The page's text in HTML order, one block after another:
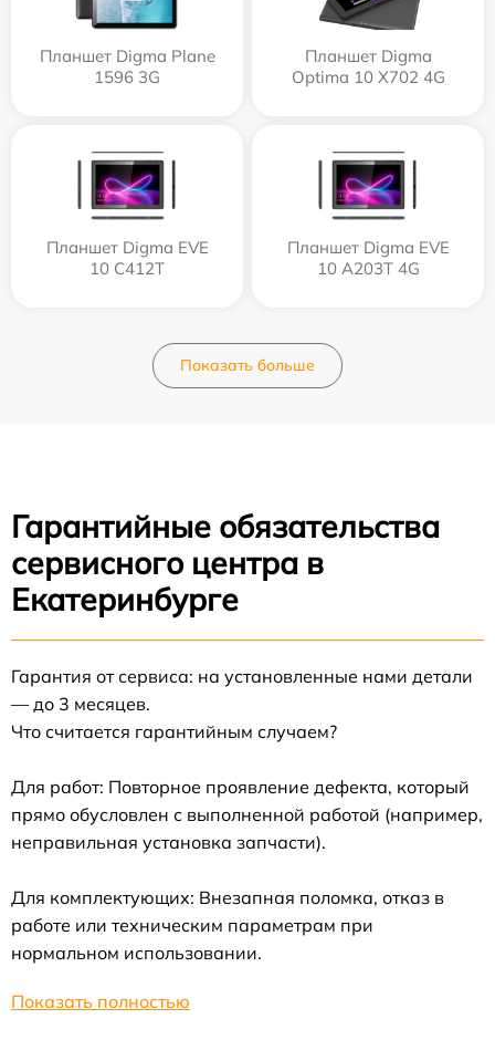
Планшет Digma Plane
1596 3G
Планшет Digma
Optima 10 X702 4G
Планшет Digma EVE
10 C412T
Планшет Digma EVE
10 A203T 4G
Показать больше
Гарантийные обязательства
сервисного центра в
Екатеринбурге
Гарантия от сервиса: на установленные нами детали
— до 3 месяцев.
Что считается гарантийным случаем?
Для работ: Повторное проявление дефекта, который
прямо обусловлен с выполненной работой (например,
неправильная установка запчасти).
Для комплектующих: Внезапная поломка, отказ в
работе или техническим параметрам при
нормальном использовании.
Показать полностью